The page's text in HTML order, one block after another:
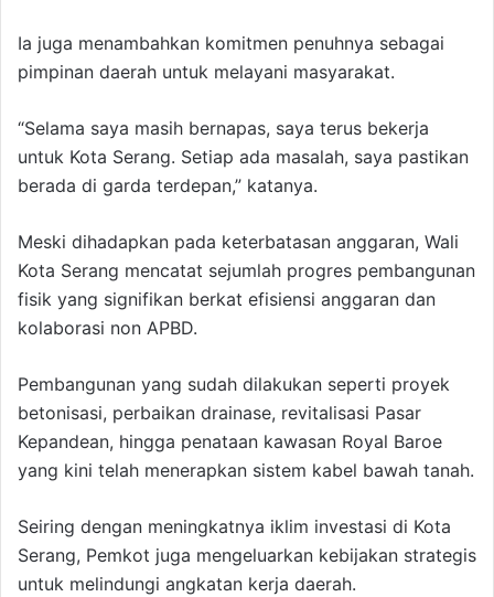
Ia juga menambahkan komitmen penuhnya sebagai
pimpinan daerah untuk melayani masyarakat.
“Selama saya masih bernapas, saya terus bekerja
untuk Kota Serang. Setiap ada masalah, saya pastikan
berada di garda terdepan,” katanya.
Meski dihadapkan pada keterbatasan anggaran, Wali
Kota Serang mencatat sejumlah progres pembangunan
fisik yang signifikan berkat efisiensi anggaran dan
kolaborasi non APBD.
Pembangunan yang sudah dilakukan seperti proyek
betonisasi, perbaikan drainase, revitalisasi Pasar
Kepandean, hingga penataan kawasan Royal Baroe
yang kini telah menerapkan sistem kabel bawah tanah.
Seiring dengan meningkatnya iklim investasi di Kota
Serang, Pemkot juga mengeluarkan kebijakan strategis
untuk melindungi angkatan kerja daerah.